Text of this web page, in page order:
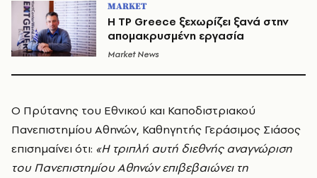
MARKET
Η TP Greece ξεχωρίζει ξανά στην
απομακρυσμένη εργασία
Market News
Ο Πρύτανης του Εθνικού και Καποδιστριακού
Πανεπιστημίου Αθηνών, Καθηγητής Γεράσιμος Σιάσος
επισημαίνει ότι: «Η τριπλή αυτή διεθνής αναγνώριση
του Πανεπιστημίου Αθηνών επιβεβαιώνει τη